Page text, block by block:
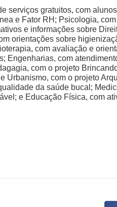
serviços gratuitos, com
e Fator RH; Psicologia,
e informações sobre
orientações sobre
com avaliação e
Engenharias, com
com o projeto
Urbanismo, com o projeto
da saúde bucal;
e Educação Física, com